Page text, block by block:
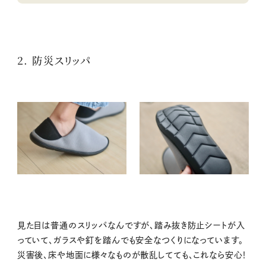
2. 防災スリッパ
見た目は普通のスリッパなんですが、踏み抜き防止シートが入
っていて、ガラスや釘を踏んでも安全なつくりになっています。
災害後、床や地面に様々なものが散乱してても、これなら安心！